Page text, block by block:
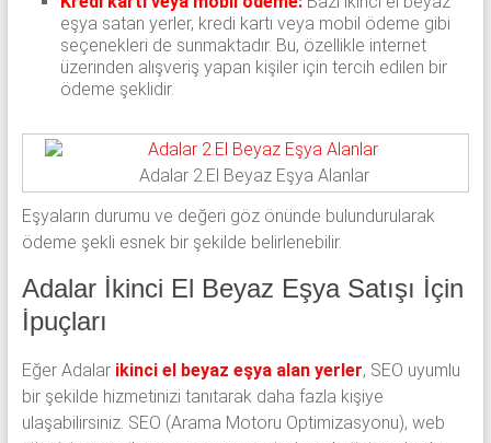
eşya satan yerler, kredi kartı veya mobil ödeme gibi
seçenekleri de sunmaktadır. Bu, özellikle internet
üzerinden alışveriş yapan kişiler için tercih edilen bir
ödeme şeklidir.
Adalar 2.El Beyaz Eşya Alanlar
Eşyaların durumu ve değeri göz önünde bulundurularak
ödeme şekli esnek bir şekilde belirlenebilir.
Adalar İkinci El Beyaz Eşya Satışı İçin
İpuçları
Eğer Adalar ikinci el beyaz eşya alan yerler, SEO uyumlu
bir şekilde hizmetinizi tanıtarak daha fazla kişiye
ulaşabilirsiniz. SEO (Arama Motoru Optimizasyonu), web